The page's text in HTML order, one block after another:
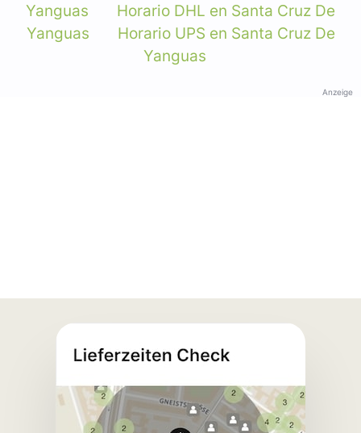
Yanguas
Horario DHL en Santa Cruz De
Yanguas
Horario UPS en Santa Cruz De
Yanguas
Anzeige